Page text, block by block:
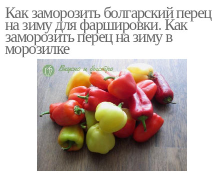
Как заморозить болгарский перец
на зиму для фаршировки. Как
заморозить перец на зиму в
морозилке